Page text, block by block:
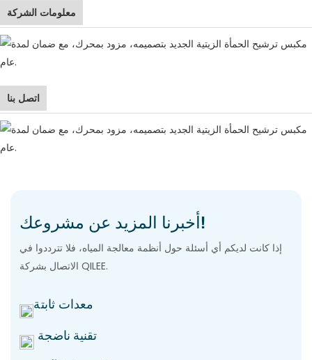
معلومات الشركة
اتصل بنا
أخبرنا المزيد عن مشروعك!
إذا كانت لديكم أي أسئلة حول أنظمة معالجة المياه، فلا تترددوا في
الاتصال بشركة QILEE.
معدات ثابتة
تقنية ناضجة